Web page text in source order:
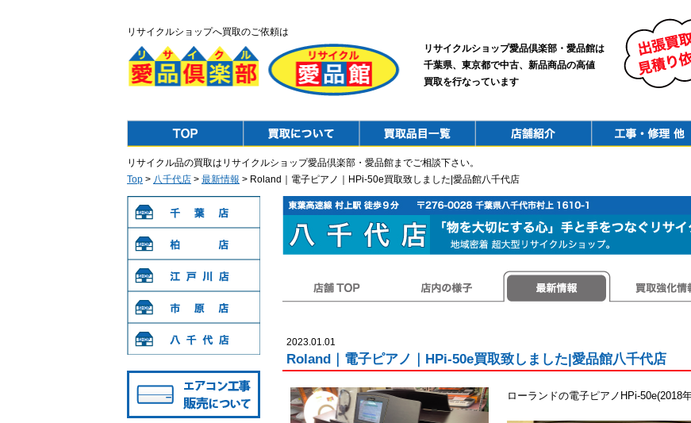
リサイクルショップへ買取のご依頼は
リサイクルショップ愛品倶楽部・愛品館は
千葉県、東京都で中古、新品商品の高値
買取を行なっています
リサイクル品の買取はリサイクルショップ愛品倶楽部・愛品館までご相談下さい。
Top > 八千代店 > 最新情報 > Roland｜電子ピアノ｜HPi-50e買取致しました|愛品館八千代店
2023.01.01
Roland｜電子ピアノ｜HPi-50e買取致しました|愛品館八千代店
ローランドの電子ピアノHPi-50e(2018